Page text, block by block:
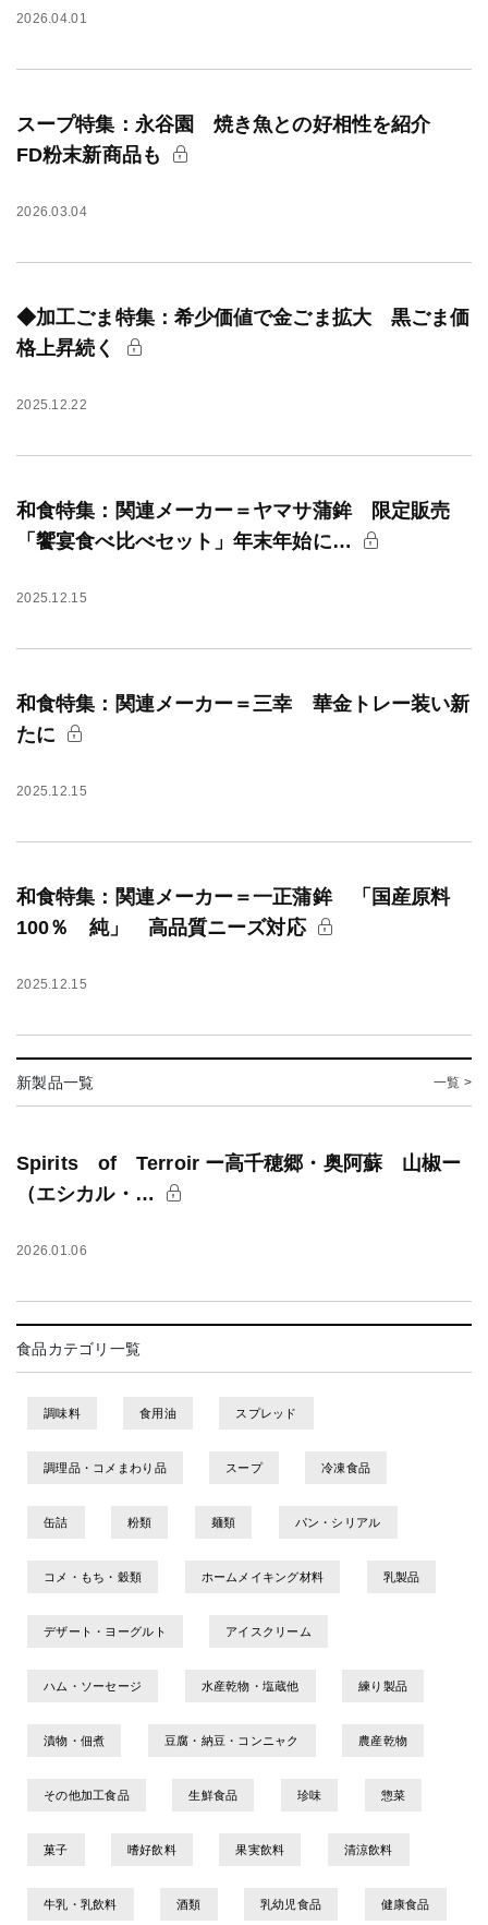
2026.04.01
スープ特集：永谷園 焼き魚との好相性を紹介
FD粉末新商品も
2026.03.04
◆加工ごま特集：希少価値で金ごま拡大 黒ごま価
格上昇続く
2025.12.22
和食特集：関連メーカー＝ヤマサ蒲鉾 限定販売
「饗宴食べ比べセット」年末年始に…
2025.12.15
和食特集：関連メーカー＝三幸 華金トレー装い新
たに
2025.12.15
和食特集：関連メーカー＝一正蒲鉾 「国産原料
100％ 純」 高品質ニーズ対応
2025.12.15
新製品一覧 一覧 >
Spirits of Terroir ー高千穂郷・奥阿蘇 山椒ー
（エシカル・…
2026.01.06
食品カテゴリ一覧
調味料 食用油 スプレッド
調理品・コメまわり品 スープ 冷凍食品
缶詰 粉類 麺類 パン・シリアル
コメ・もち・穀類 ホームメイキング材料 乳製品
デザート・ヨーグルト アイスクリーム
ハム・ソーセージ 水産乾物・塩蔵他 練り製品
漬物・佃煮 豆腐・納豆・コンニャク 農産乾物
その他加工食品 生鮮食品 珍味 惣菜
菓子 嗜好飲料 果実飲料 清涼飲料
牛乳・乳飲料 酒類 乳幼児食品 健康食品